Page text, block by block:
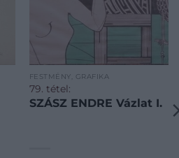
FESTMÉNY, GRAFIKA
79. tétel:
SZÁSZ ENDRE Vázlat I.